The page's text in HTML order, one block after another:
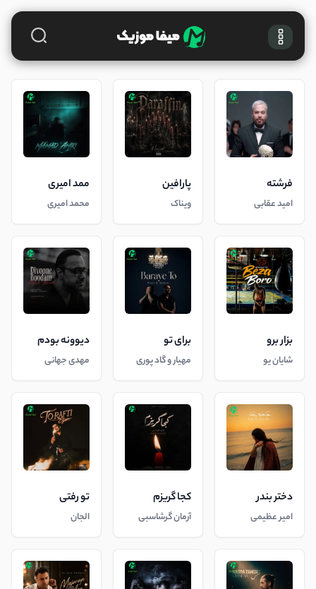
فرشته
امید عقابی
پارافین
ویناک
ممد امیری
محمد امیری
بزار برو
شایان یو
برای تو
مهیار و گاد پوری
دیوونه بودم
مهدی جهانی
دختر بندر
امیر عظیمی
کجا گریزم
آرمان گرشاسبی
تو رفتی
الجان